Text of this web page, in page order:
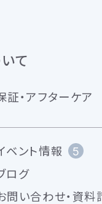
て
証・アフターケア
ベント情報
5
ログ
問い合わせ・資料